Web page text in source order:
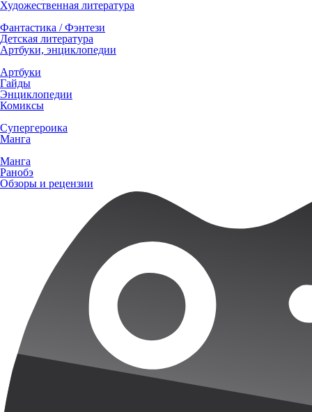
Художественная литература
Фантастика / Фэнтези
Детская литература
Артбуки, энциклопедии
Артбуки
Гайды
Энциклопедии
Комиксы
Супергероика
Манга
Манга
Ранобэ
Обзоры и рецензии